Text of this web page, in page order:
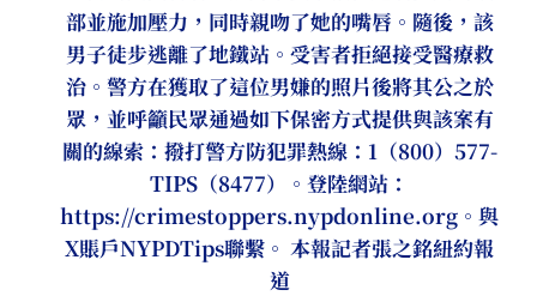
部並施加壓力，同時親吻了她的嘴唇。隨後，該
男子徒步逃離了地鐵站。受害者拒絕接受醫療救
治。警方在獲取了這位男嫌的照片後將其公之於
眾，並呼籲民眾通過如下保密方式提供與該案有
關的線索：撥打警方防犯罪熱線：1（800）577-
TIPS（8477）。登陸網站：
https://crimestoppers.nypdonline.org。與
X賬戶NYPDTips聯繫。 本報記者張之銘紐約報
道